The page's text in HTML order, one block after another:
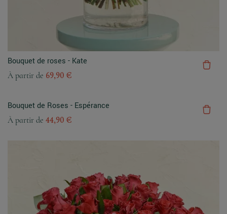
Bouquet de roses - Kate
À partir de 69,90 €
Bouquet de Roses - Espérance
À partir de 44,90 €